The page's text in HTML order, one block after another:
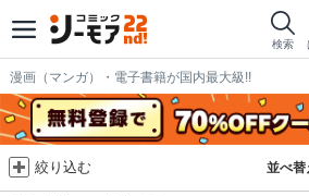
検索
漫画（マンガ）・電子書籍が国内最大級!!
並べ替
絞り込む